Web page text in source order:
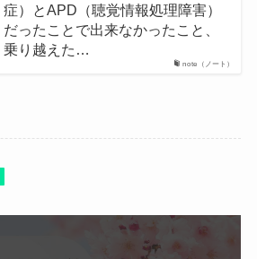
note（ノート）
症）とAPD（聴覚情報処理障害）
だったことで出来なかったこと、
乗り越えた…